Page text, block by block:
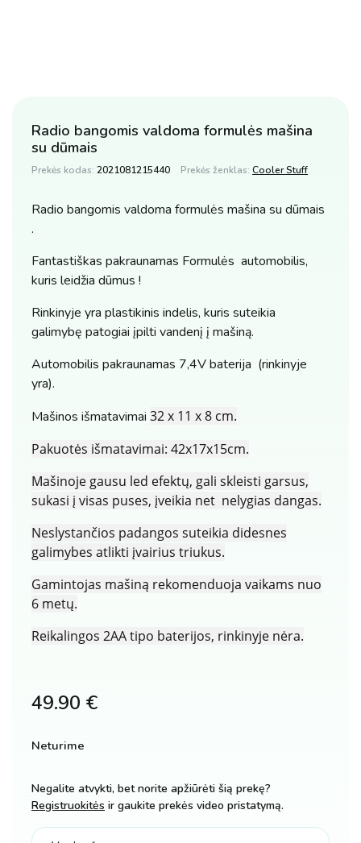
Radio bangomis valdoma formulės mašina
su dūmais
Prekės kodas: 2021081215440 Prekės ženklas: Cooler Stuff
Radio bangomis valdoma formulės mašina su dūmais
.
Fantastiškas pakraunamas Formulės automobilis,
kuris leidžia dūmus !
Rinkinyje yra plastikinis indelis, kuris suteikia
galimybę patogiai įpilti vandenį į mašiną.
Automobilis pakraunamas 7,4V baterija (rinkinyje
yra).
Mašinos išmatavimai 32 x 11 x 8 cm.
Pakuotės išmatavimai: 42x17x15cm.
Mašinoje gausu led efektų, gali skleisti garsus,
sukasi į visas puses, įveikia net nelygias dangas.
Neslystančios padangos suteikia didesnes
galimybes atlikti įvairius triukus.
Gamintojas mašiną rekomenduoja vaikams nuo
6 metų.
Reikalingos 2AA tipo baterijos, rinkinyje nėra.
49.90 €
Neturime
Negalite atvykti, bet norite apžiūrėti šią prekę?
Registruokitės ir gaukite prekės video pristatymą.